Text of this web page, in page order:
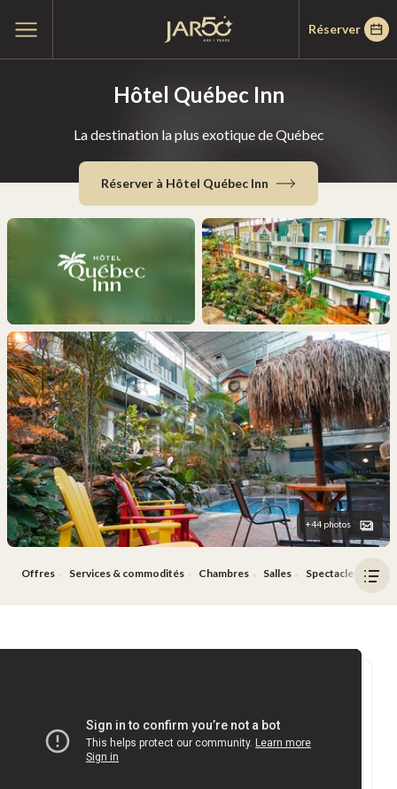
au
contenumenu
Réserver
Hôtel Québec Inn
La destination la plus exotique de Québec
Réserver à Hôtel Québec Inn
+44 photos
Offres Services & commodités Chambres Salles Spectacles
le